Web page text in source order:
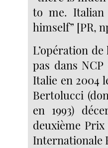
to me. Italian
himself” [PR,
L’opération
pas dans NCP
Italie en 2004
Bertolucci
en 1993)
deuxième
Internationale